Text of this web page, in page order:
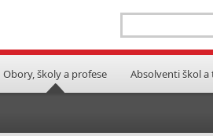
Obory, školy a profese Absolventi škol a